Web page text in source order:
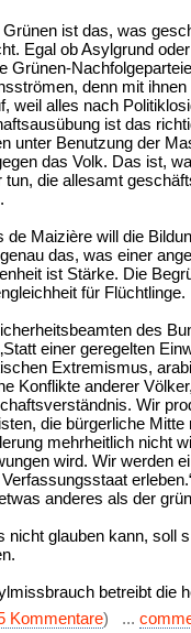
Grünen ist das, was
Egal ob Asylgrund
Grünen-
denn mit
weil alles nach
ist das
unter Benutzung der
das Volk. Das ist,
tun, die allesamt
de Maizière will die
das, was einer
ist Stärke. Die
für
des
einer geregelten
Extremismus,
Konflikte anderer
Wir
die bürgerliche
mehrheitlich nicht
wird. Wir werden
anderes als der
nicht glauben kann, soll
betreibt die
Kommentare) ...